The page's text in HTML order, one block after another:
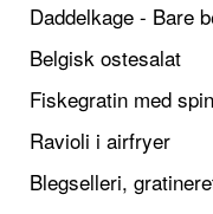
Daddelkage - Bare
Belgisk ostesalat
Fiskegratin med
Ravioli i airfryer
Blegselleri,